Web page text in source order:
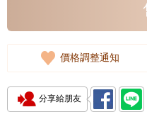
價格調整通知
分享給朋友